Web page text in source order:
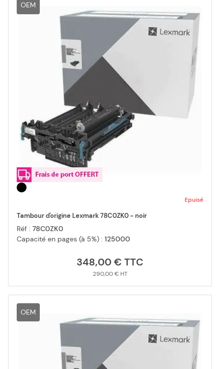
OEM
Epuisé
Tambour d'origine Lexmark 78C0ZK0 - noir
Réf : 78C0ZK0
Capacité en pages (à 5%) : 125000
348,00 €
290,00 €
OEM